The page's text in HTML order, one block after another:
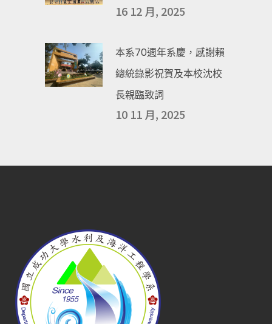
16 12 月, 2025
本系70週年系慶，感謝賴
總統錄影祝賀及本校沈校
長親臨致詞
10 11 月, 2025